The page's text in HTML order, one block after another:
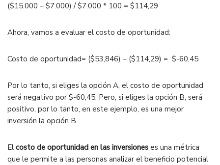
($15.000 – $7.000) / $7.000 * 100 = $114,29
Ahora, vamos a evaluar el costo de oportunidad:
Costo de oportunidad= ($53,846) – ($114,29) = $-60,45
Por lo tanto, si eliges la opción A, el costo de oportunidad
será negativo por $-60,45. Pero, si eliges la opción B, será
positivo, por lo tanto, en este ejemplo, es una mejor
inversión la opción B.
El costo de oportunidad en las inversiones es una métrica
que le permite a las personas analizar el beneficio potencial